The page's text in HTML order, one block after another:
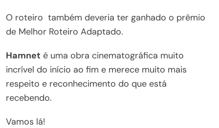
O roteiro também deveria ter ganhado o prêmio
de Melhor Roteiro Adaptado.
Hamnet é uma obra cinematográfica muito
incrível do início ao fim e merece muito mais
respeito e reconhecimento do que está
recebendo.
Vamos lá!